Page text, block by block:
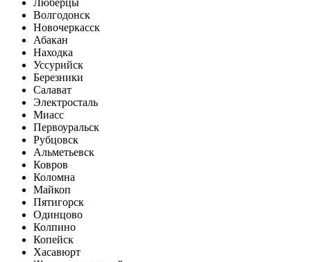
Люберцы
Волгодонск
Новочеркасск
Абакан
Находка
Уссурийск
Березники
Салават
Электросталь
Миасс
Первоуральск
Рубцовск
Альметьевск
Ковров
Коломна
Майкоп
Пятигорск
Одинцово
Колпино
Копейск
Хасавюрт